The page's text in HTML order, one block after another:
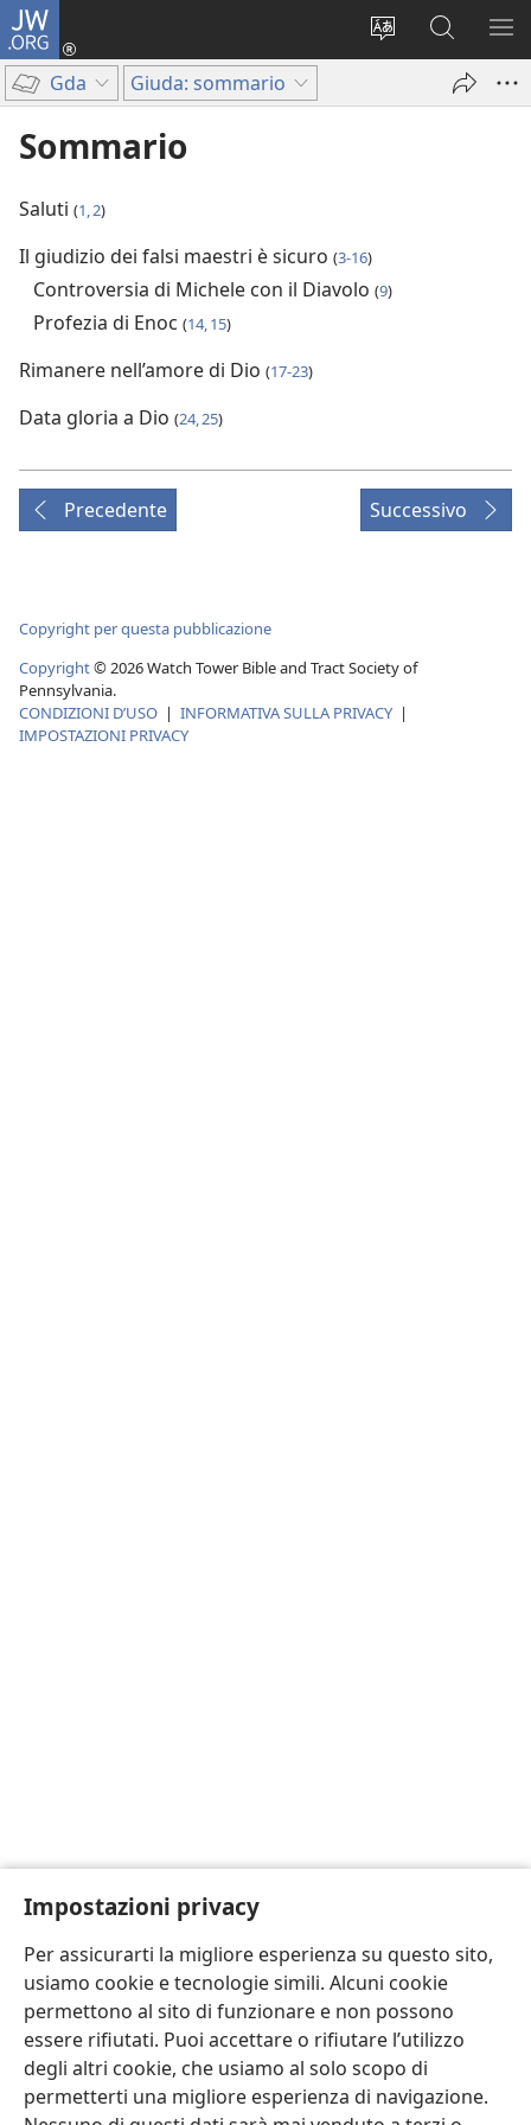
Impostazioni privacy
Per assicurarti la migliore esperienza su questo sito,
usiamo cookie e tecnologie simili. Alcuni cookie
permettono al sito di funzionare e non possono
essere rifiutati. Puoi accettare o rifiutare l’utilizzo
degli altri cookie, che usiamo al solo scopo di
permetterti una migliore esperienza di navigazione.
JW.ORG
Modificare
lingua
Accedi
(apre
Cerca
JW.ORG
Gda Giuda: sommario
Sommario
Saluti (1, 2)
Il giudizio dei falsi maestri è sicuro (3-16)
Controversia di Michele con il Diavolo (9)
Profezia di Enoc (14, 15)
Rimanere nell’amore di Dio (17-23)
Data gloria a Dio (24, 25)
Precedente Successivo
Copyright per questa pubblicazione
Copyright© 2026 Watch Tower Bible and Tract Society of
Pennsylvania.
CONDIZIONI D’USO | INFORMATIVA SULLA PRIVACY |
IMPOSTAZIONI PRIVACY